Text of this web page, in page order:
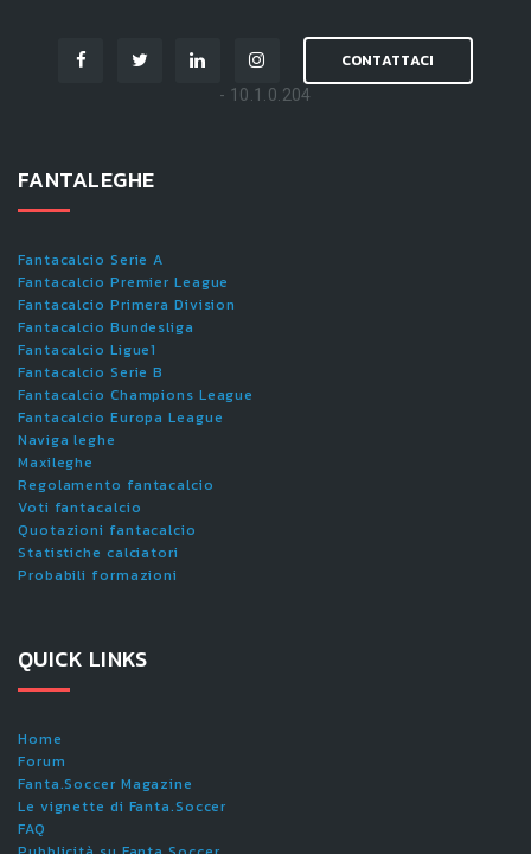
CONTATTACI
- 10.1.0.204
FANTALEGHE
Fantacalcio Serie A
Fantacalcio Premier League
Fantacalcio Primera Division
Fantacalcio Bundesliga
Fantacalcio Ligue1
Fantacalcio Serie B
Fantacalcio Champions League
Fantacalcio Europa League
Naviga leghe
Maxileghe
Regolamento fantacalcio
Voti fantacalcio
Quotazioni fantacalcio
Statistiche calciatori
Probabili formazioni
QUICK LINKS
Home
Forum
Fanta.Soccer Magazine
Le vignette di Fanta.Soccer
FAQ